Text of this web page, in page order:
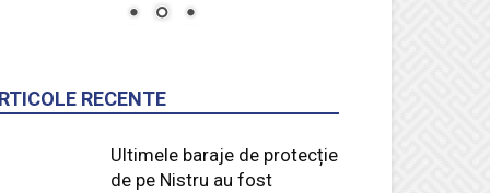
RECENTE
Ultimele baraje de protecție
de pe Nistru au fost